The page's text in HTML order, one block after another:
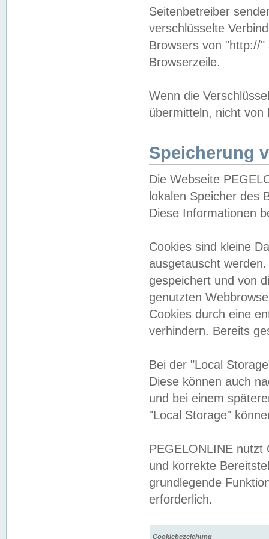
Seitenbetreiber
verschlüsselte
Browsers von "http://
Browserzeile.
Wenn die
übermitteln, nicht von
Speicherung
Die Webseite
lokalen Speicher des
Diese Informationen
Cookies sind kleine
ausgetauscht
gespeichert und von
genutzten
Cookies durch eine
verhindern. Bereits
Bei der "Local
Diese können auch
und bei einem
"Local Storage"
PEGELONLINE nutzt
und korrekte
grundlegende
erforderlich.
Cookiebezeichung